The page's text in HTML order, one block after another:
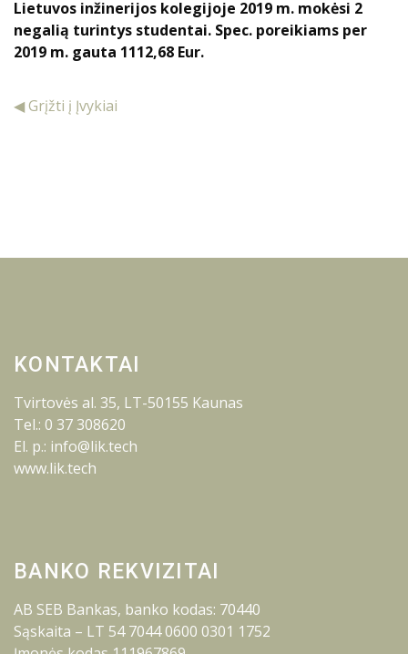
Lietuvos inžinerijos kolegijoje 2019 m. mokėsi 2
negalią turintys studentai. Spec. poreikiams per
2019 m. gauta 1112,68 Eur.
◀ Grįžti į Įvykiai
KONTAKTAI
Tvirtovės al. 35, LT-50155 Kaunas
Tel.: 0 37 308620
El. p.: info@lik.tech
www.lik.tech
BANKO REKVIZITAI
AB SEB Bankas, banko kodas: 70440
Sąskaita – LT 54 7044 0600 0301 1752